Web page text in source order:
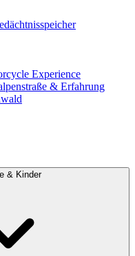
Experience
& Erfahrung
& Kinder